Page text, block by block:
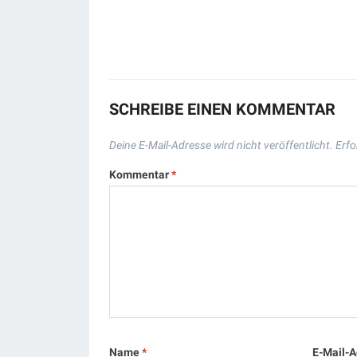
SCHREIBE EINEN KOMMENTAR
Deine E-Mail-Adresse wird nicht veröffentlicht.
Kommentar*
Name* E-Mail-